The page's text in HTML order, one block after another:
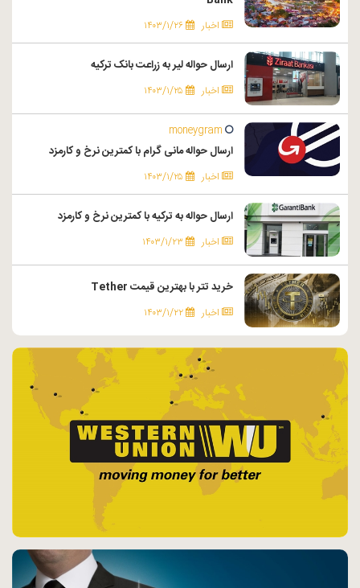
اخبار ۱۴۰۳/۱/۲۶
ارسال حواله لیر به زراعت بانک ترکیه
اخبار ۱۴۰۳/۱/۲۵
moneygram
ارسال حواله مانی گرام با کمترین نرخ و کارمزد
اخبار ۱۴۰۳/۱/۲۵
ارسال حواله به ترکیه با کمترین نرخ و کارمزد
اخبار ۱۴۰۳/۱/۲۳
خرید تتر با بهترین قیمت Tether
اخبار ۱۴۰۳/۱/۲۲